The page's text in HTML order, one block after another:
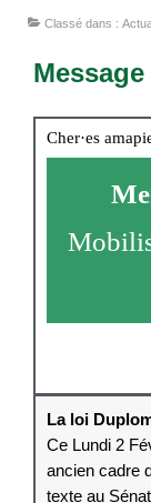
Classé dans :
Cher·es
La loi
Ce Lundi 2
ancien cadre
texte au